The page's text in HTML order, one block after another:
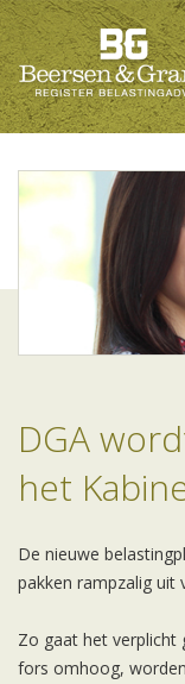
DGA
het
De nieuwe
pakken rampzalig uit
Zo gaat het verplicht
fors omhoog,